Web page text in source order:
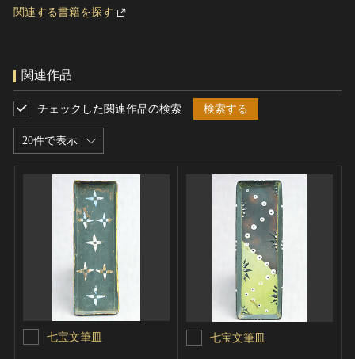
関連する書籍を探す
関連作品
20件で表示
チェックした関連作品の検索 検索する
七宝文筆皿 七宝文筆皿